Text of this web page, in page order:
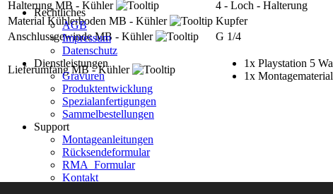
Halterung MB - Kühler
4 - Loch - Halterung
Material Kühlerboden MB - Kühler
Kupfer
Anschlussgewinde MB - Kühler
G 1/4
Lieferumfang MB - Kühler
1x Playstation 5
1x Montagematerial
Rechtliches
AGB
Impressum
Datenschutz
Dienstleistungen
Gravuren
Produktentwicklung
Spezialanfertigungen
Sammelbestellungen
Support
Montageanleitungen
Rücksendeformular
RMA_Formular
Kontakt